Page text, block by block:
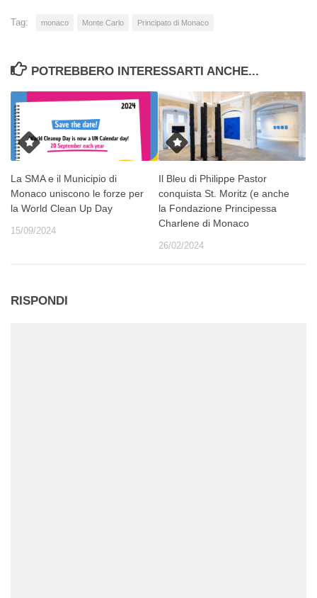
Tag: monaco Monte Carlo Principato di Monaco
POTREBBERO INTERESSARTI ANCHE...
La SMA e il Municipio di
Monaco uniscono le forze per
la World Clean Up Day
15/09/2024
Il Bleu di Philippe Pastor
conquista St. Moritz (e anche
la Fondazione Principessa
Charlene di Monaco
26/02/2024
RISPONDI